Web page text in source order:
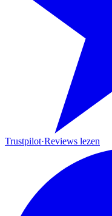
Trustpilot·Reviews lezen